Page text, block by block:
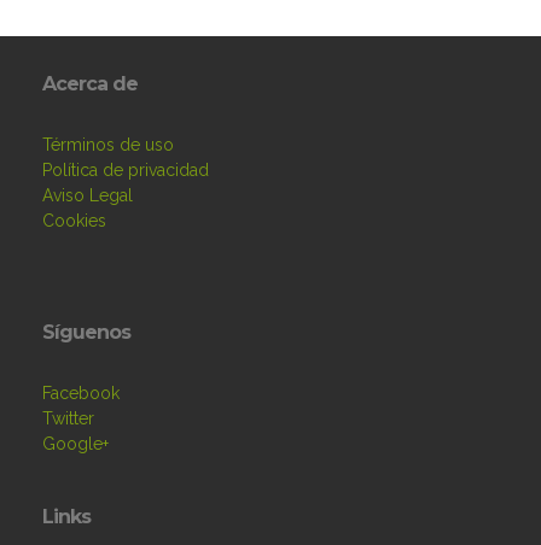
Acerca de
Términos de uso
Política de privacidad
Aviso Legal
Cookies
Síguenos
Facebook
Twitter
Google+
Links